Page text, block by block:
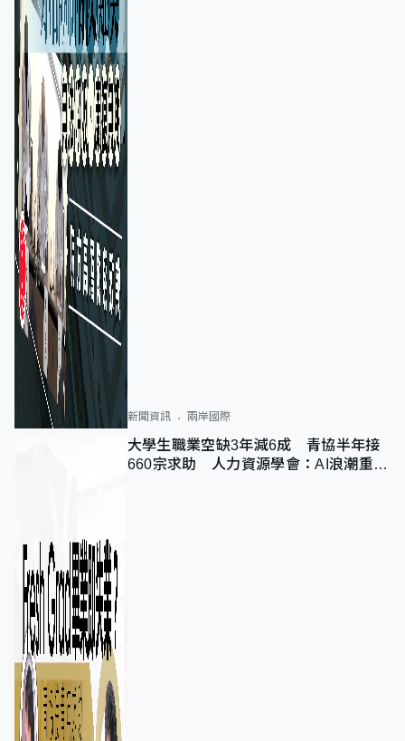
新聞資訊 兩岸國際
大學生職業空缺3年減6成 青協半年接
660宗求助 人力資源學會：AI浪潮重整